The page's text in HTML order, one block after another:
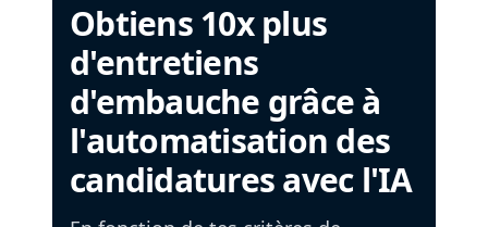
Obtiens 10x plus
d'entretiens
d'embauche grâce à
l'automatisation des
candidatures avec l'IA